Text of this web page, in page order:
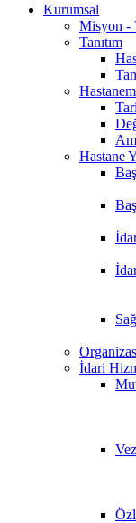
Kurumsal
Misyon -
Tanıtım
Hastane
İdari